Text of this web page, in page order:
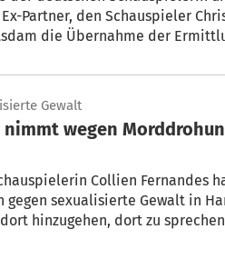
Partner, den Schauspieler
die Übernahme der
Gewalt
wegen
Collien Fernandes
sexualisierte Gewalt in
hinzugehen, dort zu